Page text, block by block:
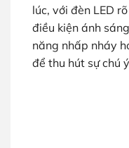
lúc, với đèn LED
điều kiện ánh
năng nhấp nháy
để thu hút sự chú